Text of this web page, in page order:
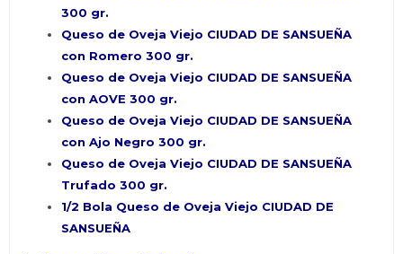
300 gr.
Queso de Oveja Viejo CIUDAD DE SANSUEÑA
con Romero 300 gr.
Queso de Oveja Viejo CIUDAD DE SANSUEÑA
con AOVE 300 gr.
Queso de Oveja Viejo CIUDAD DE SANSUEÑA
con Ajo Negro 300 gr.
Queso de Oveja Viejo CIUDAD DE SANSUEÑA
Trufado 300 gr.
1/2 Bola Queso de Oveja Viejo CIUDAD DE
SANSUEÑA